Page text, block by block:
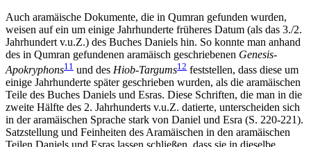
Auch aramäische Dokumente, die in Qumran gefunden wurden,
weisen auf ein um einige Jahrhunderte früheres Datum (als das 3./2.
Jahrhundert v.u.Z.) des Buches Daniels hin. So konnte man anhand
des in Qumran gefundenen aramäisch geschriebenen Genesis-
Apokryphons11 und des Hiob-Targums12 feststellen, dass diese um
einige Jahrhunderte später geschrieben wurden, als die aramäischen
Teile des Buches Daniels und Esras. Diese Schriften, die man in die
zweite Hälfte des 2. Jahrhunderts v.u.Z. datierte, unterscheiden sich
in der aramäischen Sprache stark von Daniel und Esra (S. 220-221).
Satzstellung und Feinheiten des Aramäischen in den aramäischen
Teilen Daniels und Esras lassen schließen, dass sie in dieselbe